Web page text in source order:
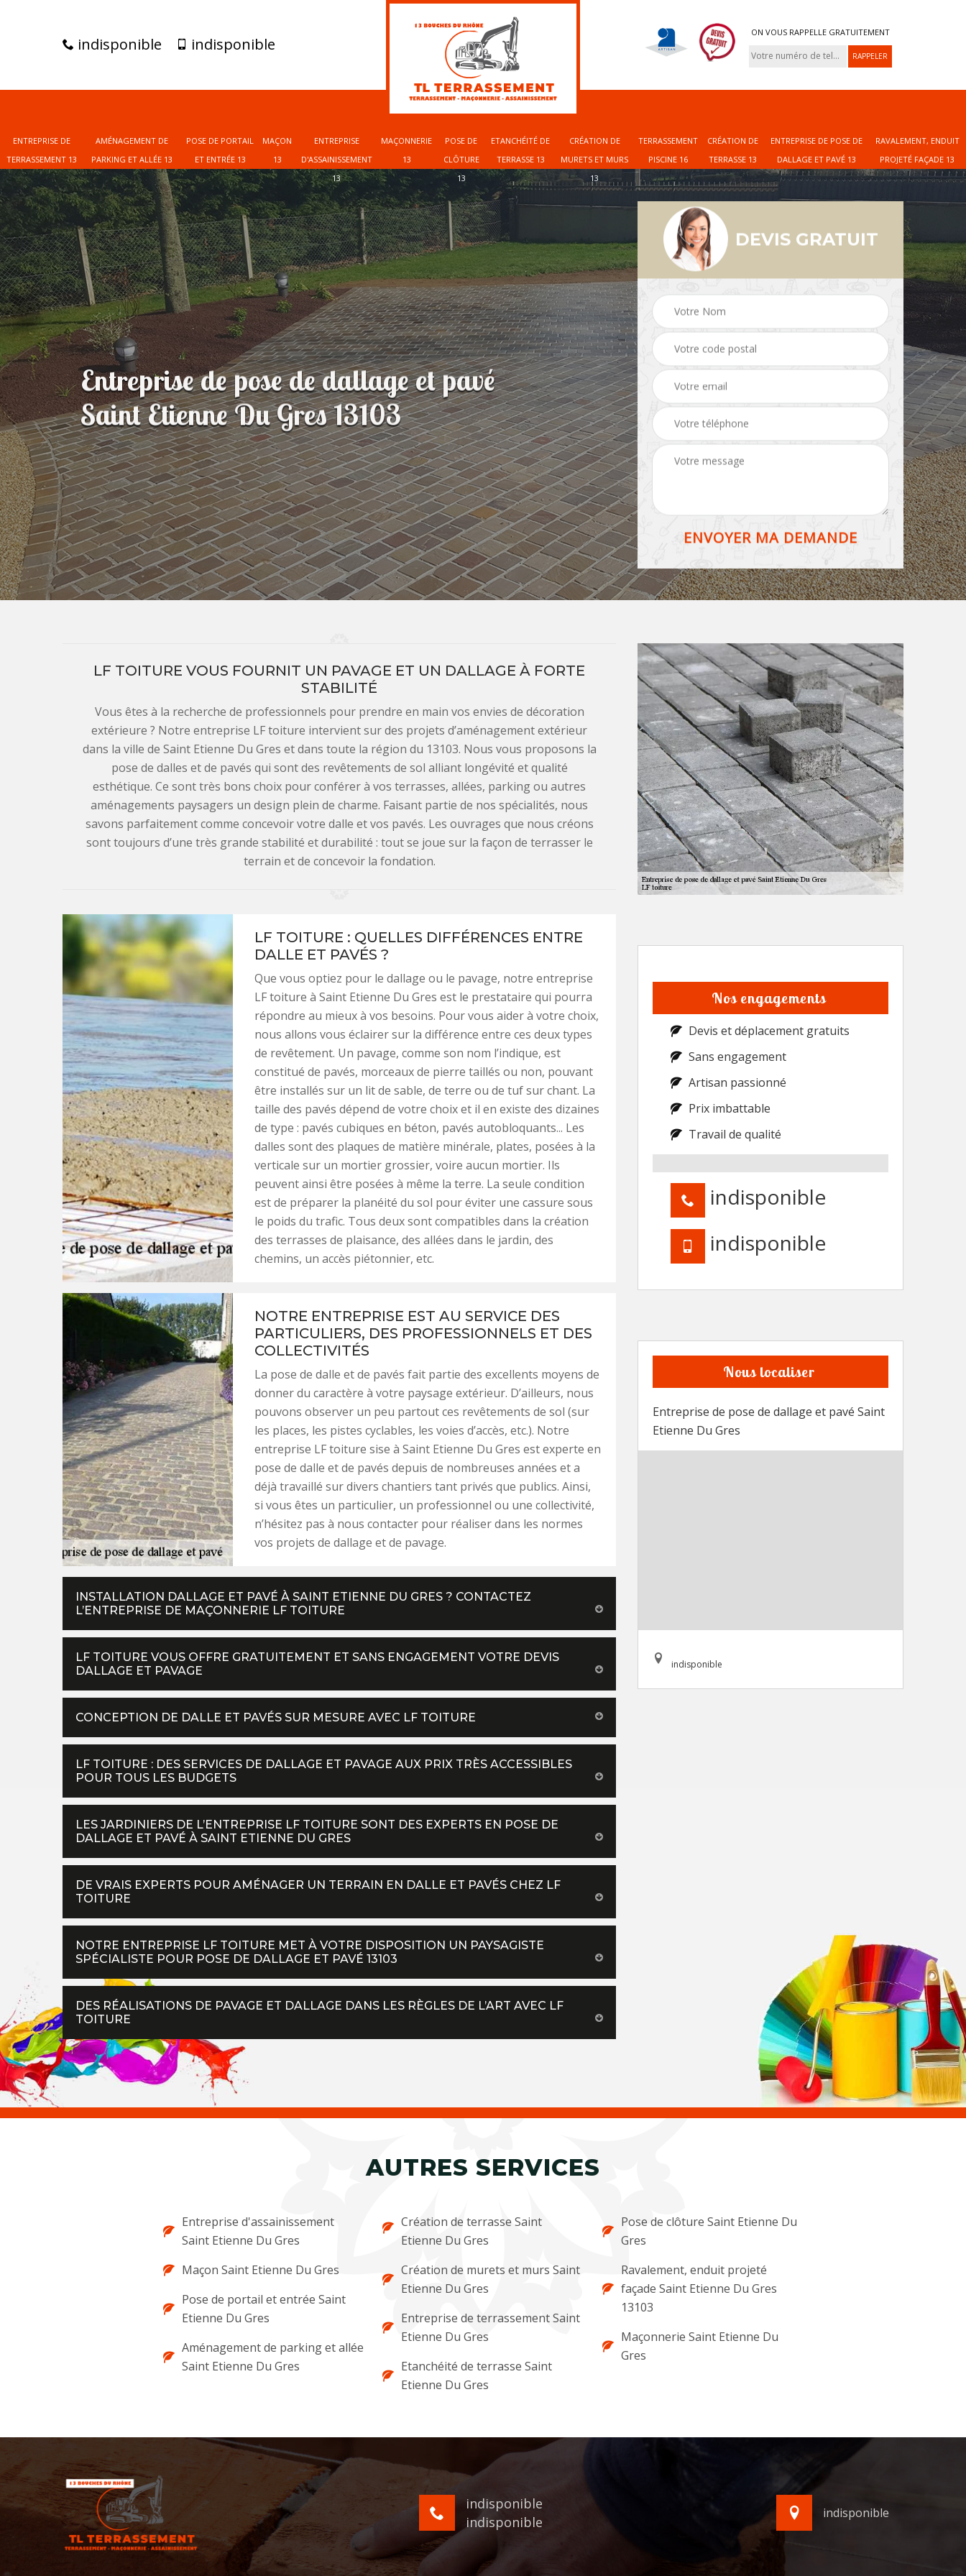
indisponible indisponible
ON VOUS RAPPELLE GRATUITEMENT
ENTREPRISE DE
TERRASSEMENT 13
AMÉNAGEMENT DE
PARKING ET ALLÉE 13
POSE DE PORTAIL
ET ENTRÉE 13
MAÇON
13
ENTREPRISE
D'ASSAINISSEMENT
13
MAÇONNERIE
13
POSE DE
CLÔTURE
13
ETANCHÉITÉ DE
TERRASSE 13
CRÉATION DE
MURETS ET MURS
13
TERRASSEMENT
PISCINE 16
CRÉATION DE
TERRASSE 13
ENTREPRISE DE POSE DE
DALLAGE ET PAVÉ 13
RAVALEMENT, ENDUIT
PROJETÉ FAÇADE 13
Entreprise de pose de dallage et pavé
Saint Etienne Du Gres 13103
DEVIS GRATUIT
LF TOITURE VOUS FOURNIT UN PAVAGE ET UN DALLAGE À FORTE
STABILITÉ
Vous êtes à la recherche de professionnels pour prendre en main vos envies de décoration
extérieure ? Notre entreprise LF toiture intervient sur des projets d’aménagement extérieur
dans la ville de Saint Etienne Du Gres et dans toute la région du 13103. Nous vous proposons la
pose de dalles et de pavés qui sont des revêtements de sol alliant longévité et qualité
esthétique. Ce sont très bons choix pour conférer à vos terrasses, allées, parking ou autres
aménagements paysagers un design plein de charme. Faisant partie de nos spécialités, nous
savons parfaitement comme concevoir votre dalle et vos pavés. Les ouvrages que nous créons
sont toujours d’une très grande stabilité et durabilité : tout se joue sur la façon de terrasser le
terrain et de concevoir la fondation.
LF TOITURE : QUELLES DIFFÉRENCES ENTRE
DALLE ET PAVÉS ?
Que vous optiez pour le dallage ou le pavage, notre entreprise
LF toiture à Saint Etienne Du Gres est le prestataire qui pourra
répondre au mieux à vos besoins. Pour vous aider à votre choix,
nous allons vous éclairer sur la différence entre ces deux types
de revêtement. Un pavage, comme son nom l’indique, est
constitué de pavés, morceaux de pierre taillés ou non, pouvant
être installés sur un lit de sable, de terre ou de tuf sur chant. La
taille des pavés dépend de votre choix et il en existe des dizaines
de type : pavés cubiques en béton, pavés autobloquants... Les
dalles sont des plaques de matière minérale, plates, posées à la
verticale sur un mortier grossier, voire aucun mortier. Ils
peuvent ainsi être posées à même la terre. La seule condition
est de préparer la planéité du sol pour éviter une cassure sous
le poids du trafic. Tous deux sont compatibles dans la création
des terrasses de plaisance, des allées dans le jardin, des
chemins, un accès piétonnier, etc.
NOTRE ENTREPRISE EST AU SERVICE DES
PARTICULIERS, DES PROFESSIONNELS ET DES
COLLECTIVITÉS
La pose de dalle et de pavés fait partie des excellents moyens de
donner du caractère à votre paysage extérieur. D’ailleurs, nous
pouvons observer un peu partout ces revêtements de sol (sur
les places, les pistes cyclables, les voies d’accès, etc.). Notre
entreprise LF toiture sise à Saint Etienne Du Gres est experte en
pose de dalle et de pavés depuis de nombreuses années et a
déjà travaillé sur divers chantiers tant privés que publics. Ainsi,
si vous êtes un particulier, un professionnel ou une collectivité,
n’hésitez pas à nous contacter pour réaliser dans les normes
vos projets de dallage et de pavage.
INSTALLATION DALLAGE ET PAVÉ À SAINT ETIENNE DU GRES ? CONTACTEZ
L’ENTREPRISE DE MAÇONNERIE LF TOITURE
LF TOITURE VOUS OFFRE GRATUITEMENT ET SANS ENGAGEMENT VOTRE DEVIS
DALLAGE ET PAVAGE
CONCEPTION DE DALLE ET PAVÉS SUR MESURE AVEC LF TOITURE
LF TOITURE : DES SERVICES DE DALLAGE ET PAVAGE AUX PRIX TRÈS ACCESSIBLES
POUR TOUS LES BUDGETS
LES JARDINIERS DE L’ENTREPRISE LF TOITURE SONT DES EXPERTS EN POSE DE
DALLAGE ET PAVÉ À SAINT ETIENNE DU GRES
DE VRAIS EXPERTS POUR AMÉNAGER UN TERRAIN EN DALLE ET PAVÉS CHEZ LF
TOITURE
NOTRE ENTREPRISE LF TOITURE MET À VOTRE DISPOSITION UN PAYSAGISTE
SPÉCIALISTE POUR POSE DE DALLAGE ET PAVÉ 13103
DES RÉALISATIONS DE PAVAGE ET DALLAGE DANS LES RÈGLES DE L’ART AVEC LF
TOITURE
Nos engagements
Devis et déplacement gratuits
Sans engagement
Artisan passionné
Prix imbattable
Travail de qualité
indisponible
indisponible
Nous localiser
Entreprise de pose de dallage et pavé Saint
Etienne Du Gres
indisponible
AUTRES SERVICES
Entreprise d'assainissement
Saint Etienne Du Gres
Maçon Saint Etienne Du Gres
Pose de portail et entrée Saint
Etienne Du Gres
Aménagement de parking et allée
Saint Etienne Du Gres
Création de terrasse Saint
Etienne Du Gres
Création de murets et murs Saint
Etienne Du Gres
Entreprise de terrassement Saint
Etienne Du Gres
Etanchéité de terrasse Saint
Etienne Du Gres
Pose de clôture Saint Etienne Du
Gres
Ravalement, enduit projeté
façade Saint Etienne Du Gres
13103
Maçonnerie Saint Etienne Du
Gres
indisponible
indisponible
indisponible